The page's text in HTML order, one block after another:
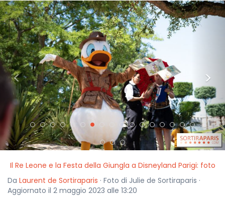
< >
Il Re Leone e la Festa della Giungla a Disneyland Parigi: foto
Da Laurent de Sortiraparis · Foto di Julie de Sortiraparis ·
Aggiornato il 2 maggio 2023 alle 13:20